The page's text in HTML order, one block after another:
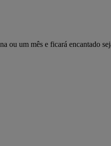
ou um mês e ficará encantado